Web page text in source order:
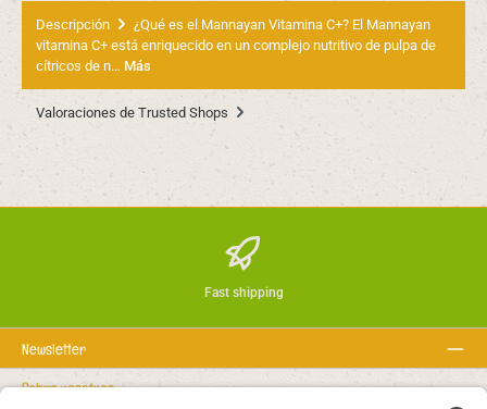
Descripción
¿Qué es el Mannayan Vitamina C+? El Mannayan
vitamina C+ está enriquecido en un complejo nutritivo de pulpa de
cítricos de n… Más
Valoraciones de Trusted Shops
Fast shipping
Newsletter
Sobre nosotros